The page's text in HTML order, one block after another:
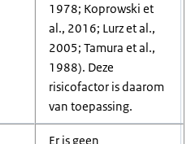
1978; Koprowski et
al., 2016; Lurz et al.,
2005; Tamura et al.,
1988). Deze
risicofactor is daarom
van toepassing.
Er is geen